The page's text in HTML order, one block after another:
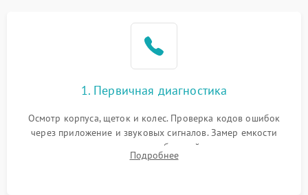
1. Первичная диагностика
Осмотр корпуса, щеток и колес. Проверка кодов ошибок
через приложение и звуковых сигналов. Замер емкости
аккумулятора и тестирование базовой станции зарядки.
Оценка работы лидара, бампера и датчиков падения для
Подробнее